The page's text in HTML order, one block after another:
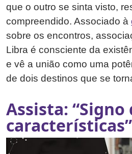
que o outro se sinta visto,
compreendido. Associado à
sobre os encontros,
Libra é consciente da
e vê a união como uma
de dois destinos que se
Assista: “Signo
características”